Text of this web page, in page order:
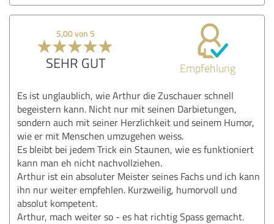
5,00 von 5
SEHR GUT Empfehlung
Es ist unglaublich, wie Arthur die Zuschauer schnell
begeistern kann. Nicht nur mit seinen Darbietungen,
sondern auch mit seiner Herzlichkeit und seinem Humor,
wie er mit Menschen umzugehen weiss.
Es bleibt bei jedem Trick ein Staunen, wie es funktioniert
kann man eh nicht nachvollziehen.
Arthur ist ein absoluter Meister seines Fachs und ich kann
ihn nur weiter empfehlen. Kurzweilig, humorvoll und
absolut kompetent.
Arthur, mach weiter so - es hat richtig Spass gemacht.